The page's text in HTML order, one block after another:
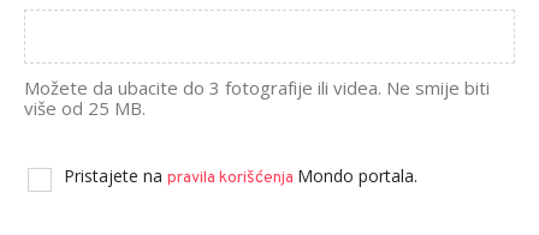
Možete da ubacite do 3 fotografije ili videa. Ne smije biti
više od 25 MB.
Pristajete na pravila korišćenja Mondo portala.